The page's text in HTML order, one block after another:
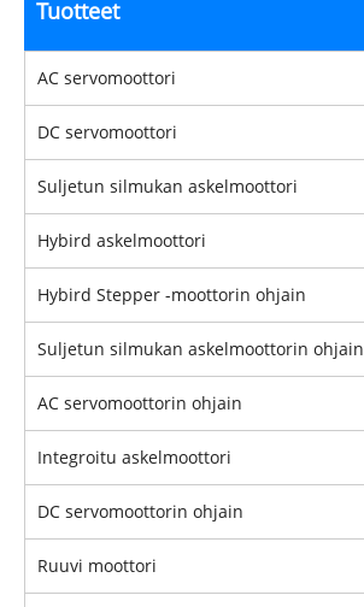
Tuotteet
AC servomoottori
DC servomoottori
Suljetun silmukan askelmoottori
Hybird askelmoottori
Hybird Stepper -moottorin ohjain
Suljetun silmukan askelmoottorin ohjain
AC servomoottorin ohjain
Integroitu askelmoottori
DC servomoottorin ohjain
Ruuvi moottori